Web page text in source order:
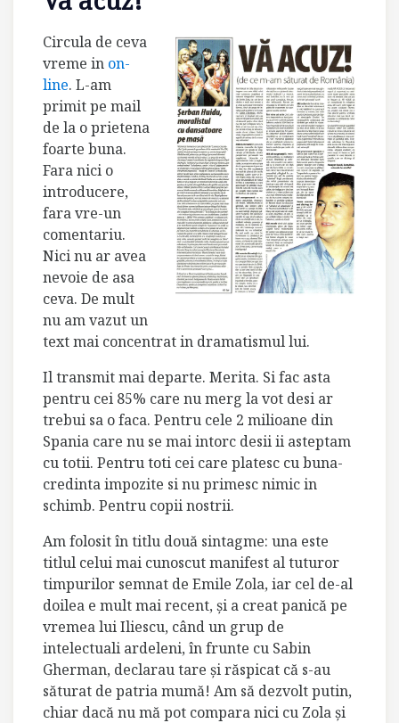
Circula de ceva
vreme in on-
line. L-am
primit pe mail
de la o prietena
foarte buna.
Fara nici o
introducere,
fara vre-un
comentariu.
Nici nu ar avea
nevoie de asa
ceva. De mult
nu am vazut un
text mai concentrat in dramatismul lui.
Il transmit mai departe. Merita. Si fac asta
pentru cei 85% care nu merg la vot desi ar
trebui sa o faca. Pentru cele 2 milioane din
Spania care nu se mai intorc desii ii asteptam
cu totii. Pentru toti cei care platesc cu buna-
credinta impozite si nu primesc nimic in
schimb. Pentru copii nostrii.
Am folosit în titlu două sintagme: una este
titlul celui mai cunoscut manifest al tuturor
timpurilor semnat de Emile Zola, iar cel de-al
doilea e mult mai recent, şi a creat panică pe
vremea lui Iliescu, când un grup de
intelectuali ardeleni, în frunte cu Sabin
Gherman, declarau tare şi răspicat că s-au
săturat de patria mumă! Am să dezvolt putin,
chiar dacă nu mă pot compara nici cu Zola şi